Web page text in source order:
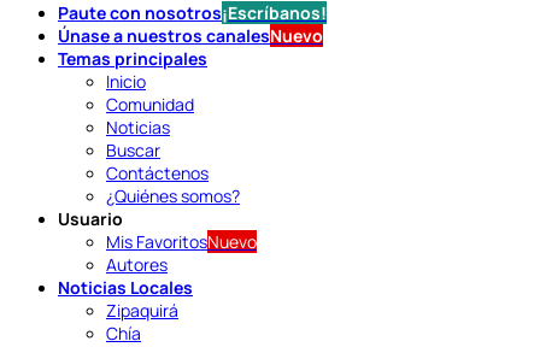
Paute con nosotros¡Escríbanos!
Únase a nuestros canalesNuevo
Temas principales
Inicio
Comunidad
Noticias
Buscar
Contáctenos
¿Quiénes somos?
Usuario
Mis FavoritosNuevo
Autores
Noticias Locales
Zipaquirá
Chía